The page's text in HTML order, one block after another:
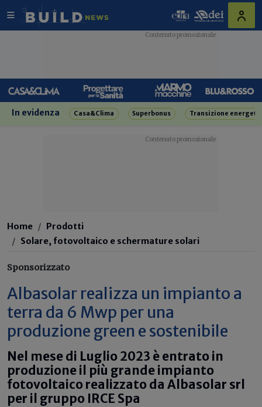
In evidenza Casa&Clima Superbonus Transizione
Home
Prodotti
Solare, fotovoltaico e schermature solari
Sponsorizzato
Albasolar realizza un impianto a
terra da 6 Mwp per una
produzione green e sostenibile
Nel mese di Luglio 2023 è entrato in
produzione il più grande impianto
fotovoltaico realizzato da Albasolar srl
per il gruppo IRCE Spa